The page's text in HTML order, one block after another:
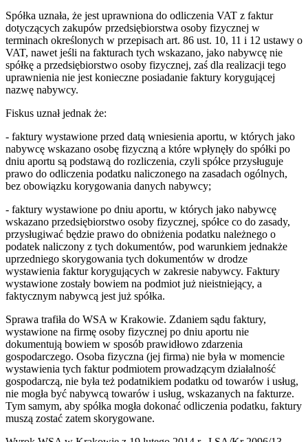
Spółka uznała, że jest uprawniona do odliczenia VAT z faktur
dotyczących zakupów przedsiębiorstwa osoby fizycznej w
terminach określonych w przepisach art. 86 ust. 10, 11 i 12 ustawy o
VAT, nawet jeśli na fakturach tych wskazano, jako nabywcę nie
spółkę a przedsiębiorstwo osoby fizycznej, zaś dla realizacji tego
uprawnienia nie jest konieczne posiadanie faktury korygującej
nazwę nabywcy.
Fiskus uznał jednak że:
- faktury wystawione przed datą wniesienia aportu, w których jako
nabywcę wskazano osobę fizyczną a które wpłynęły do spółki po
dniu aportu są podstawą do rozliczenia, czyli spółce przysługuje
prawo do odliczenia podatku naliczonego na zasadach ogólnych,
bez obowiązku korygowania danych nabywcy;
- faktury wystawione po dniu aportu, w których jako nabywcę
wskazano przedsiębiorstwo osoby fizycznej, spółce co do zasady,
przysługiwać będzie prawo do obniżenia podatku należnego o
podatek naliczony z tych dokumentów, pod warunkiem jednakże
uprzedniego skorygowania tych dokumentów w drodze
wystawienia faktur korygujących w zakresie nabywcy. Faktury
wystawione zostały bowiem na podmiot już nieistniejący, a
faktycznym nabywcą jest już spółka.
Sprawa trafiła do WSA w Krakowie. Zdaniem sądu faktury,
wystawione na firmę osoby fizycznej po dniu aportu nie
dokumentują bowiem w sposób prawidłowo zdarzenia
gospodarczego. Osoba fizyczna (jej firma) nie była w momencie
wystawienia tych faktur podmiotem prowadzącym działalność
gospodarczą, nie była też podatnikiem podatku od towarów i usług,
nie mogła być nabywcą towarów i usług, wskazanych na fakturze.
Tym samym, aby spółka mogła dokonać odliczenia podatku, faktury
muszą zostać zatem skorygowane.